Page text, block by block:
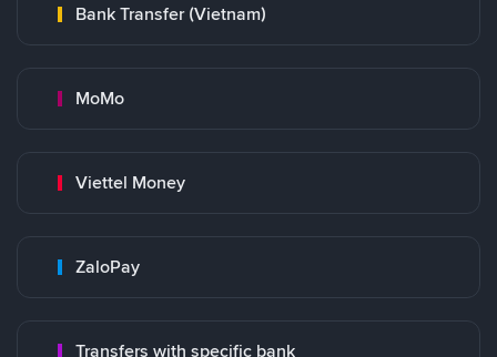
Bank Transfer (Vietnam)
MoMo
Viettel Money
ZaloPay
Transfers with specific bank